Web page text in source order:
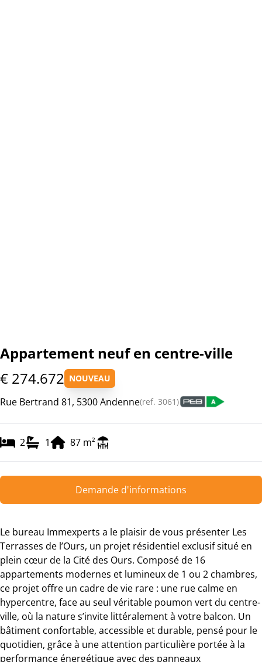
Appartement neuf en centre-ville
€ 274.672 NOUVEAU
Rue Bertrand 81, 5300 Andenne(ref. 3061)
2 1 87 m²
Demande d'informations
Le bureau Immexperts a le plaisir de vous présenter Les
Terrasses de l’Ours, un projet résidentiel exclusif situé en
plein cœur de la Cité des Ours. Composé de 16
appartements modernes et lumineux de 1 ou 2 chambres,
ce projet offre un cadre de vie rare : une rue calme en
hypercentre, face au seul véritable poumon vert du centre-
ville, où la nature s’invite littéralement à votre balcon. Un
bâtiment confortable, accessible et durable, pensé pour le
quotidien, grâce à une attention particulière portée à la
performance énergétique avec des panneaux